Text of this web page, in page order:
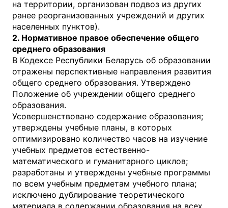
на территории, организован подвоз из других
ранее реорганизованных учреждений и других
населенных пунктов).
2. Нормативное правое обеспечение общего
среднего образования
В Кодексе Республики Беларусь об образовании
отражены перспективные направления развития
общего среднего образования. Утверждено
Положение об учреждении общего среднего
образования.
Усовершенствовано содержание образования;
утверждены учебные планы, в которых
оптимизировано количество часов на изучение
учебных предметов естественно-
математического и гуманитарного циклов;
разработаны и утверждены учебные программы
по всем учебным предметам учебного плана;
исключено дублирование теоретического